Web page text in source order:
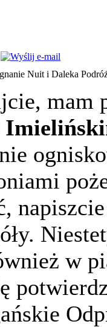
Nuit i Daleka
mam
w